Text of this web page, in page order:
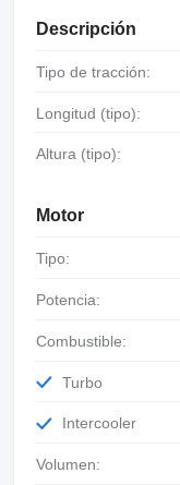
Descripción
Tipo de tracción:
Longitud (tipo):
Altura (tipo):
Motor
Tipo:
Potencia:
Combustible:
Turbo
Intercooler
Volumen: